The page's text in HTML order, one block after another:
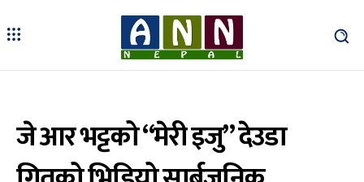
जे आर भट्टको “मेरी इजु” देउडा